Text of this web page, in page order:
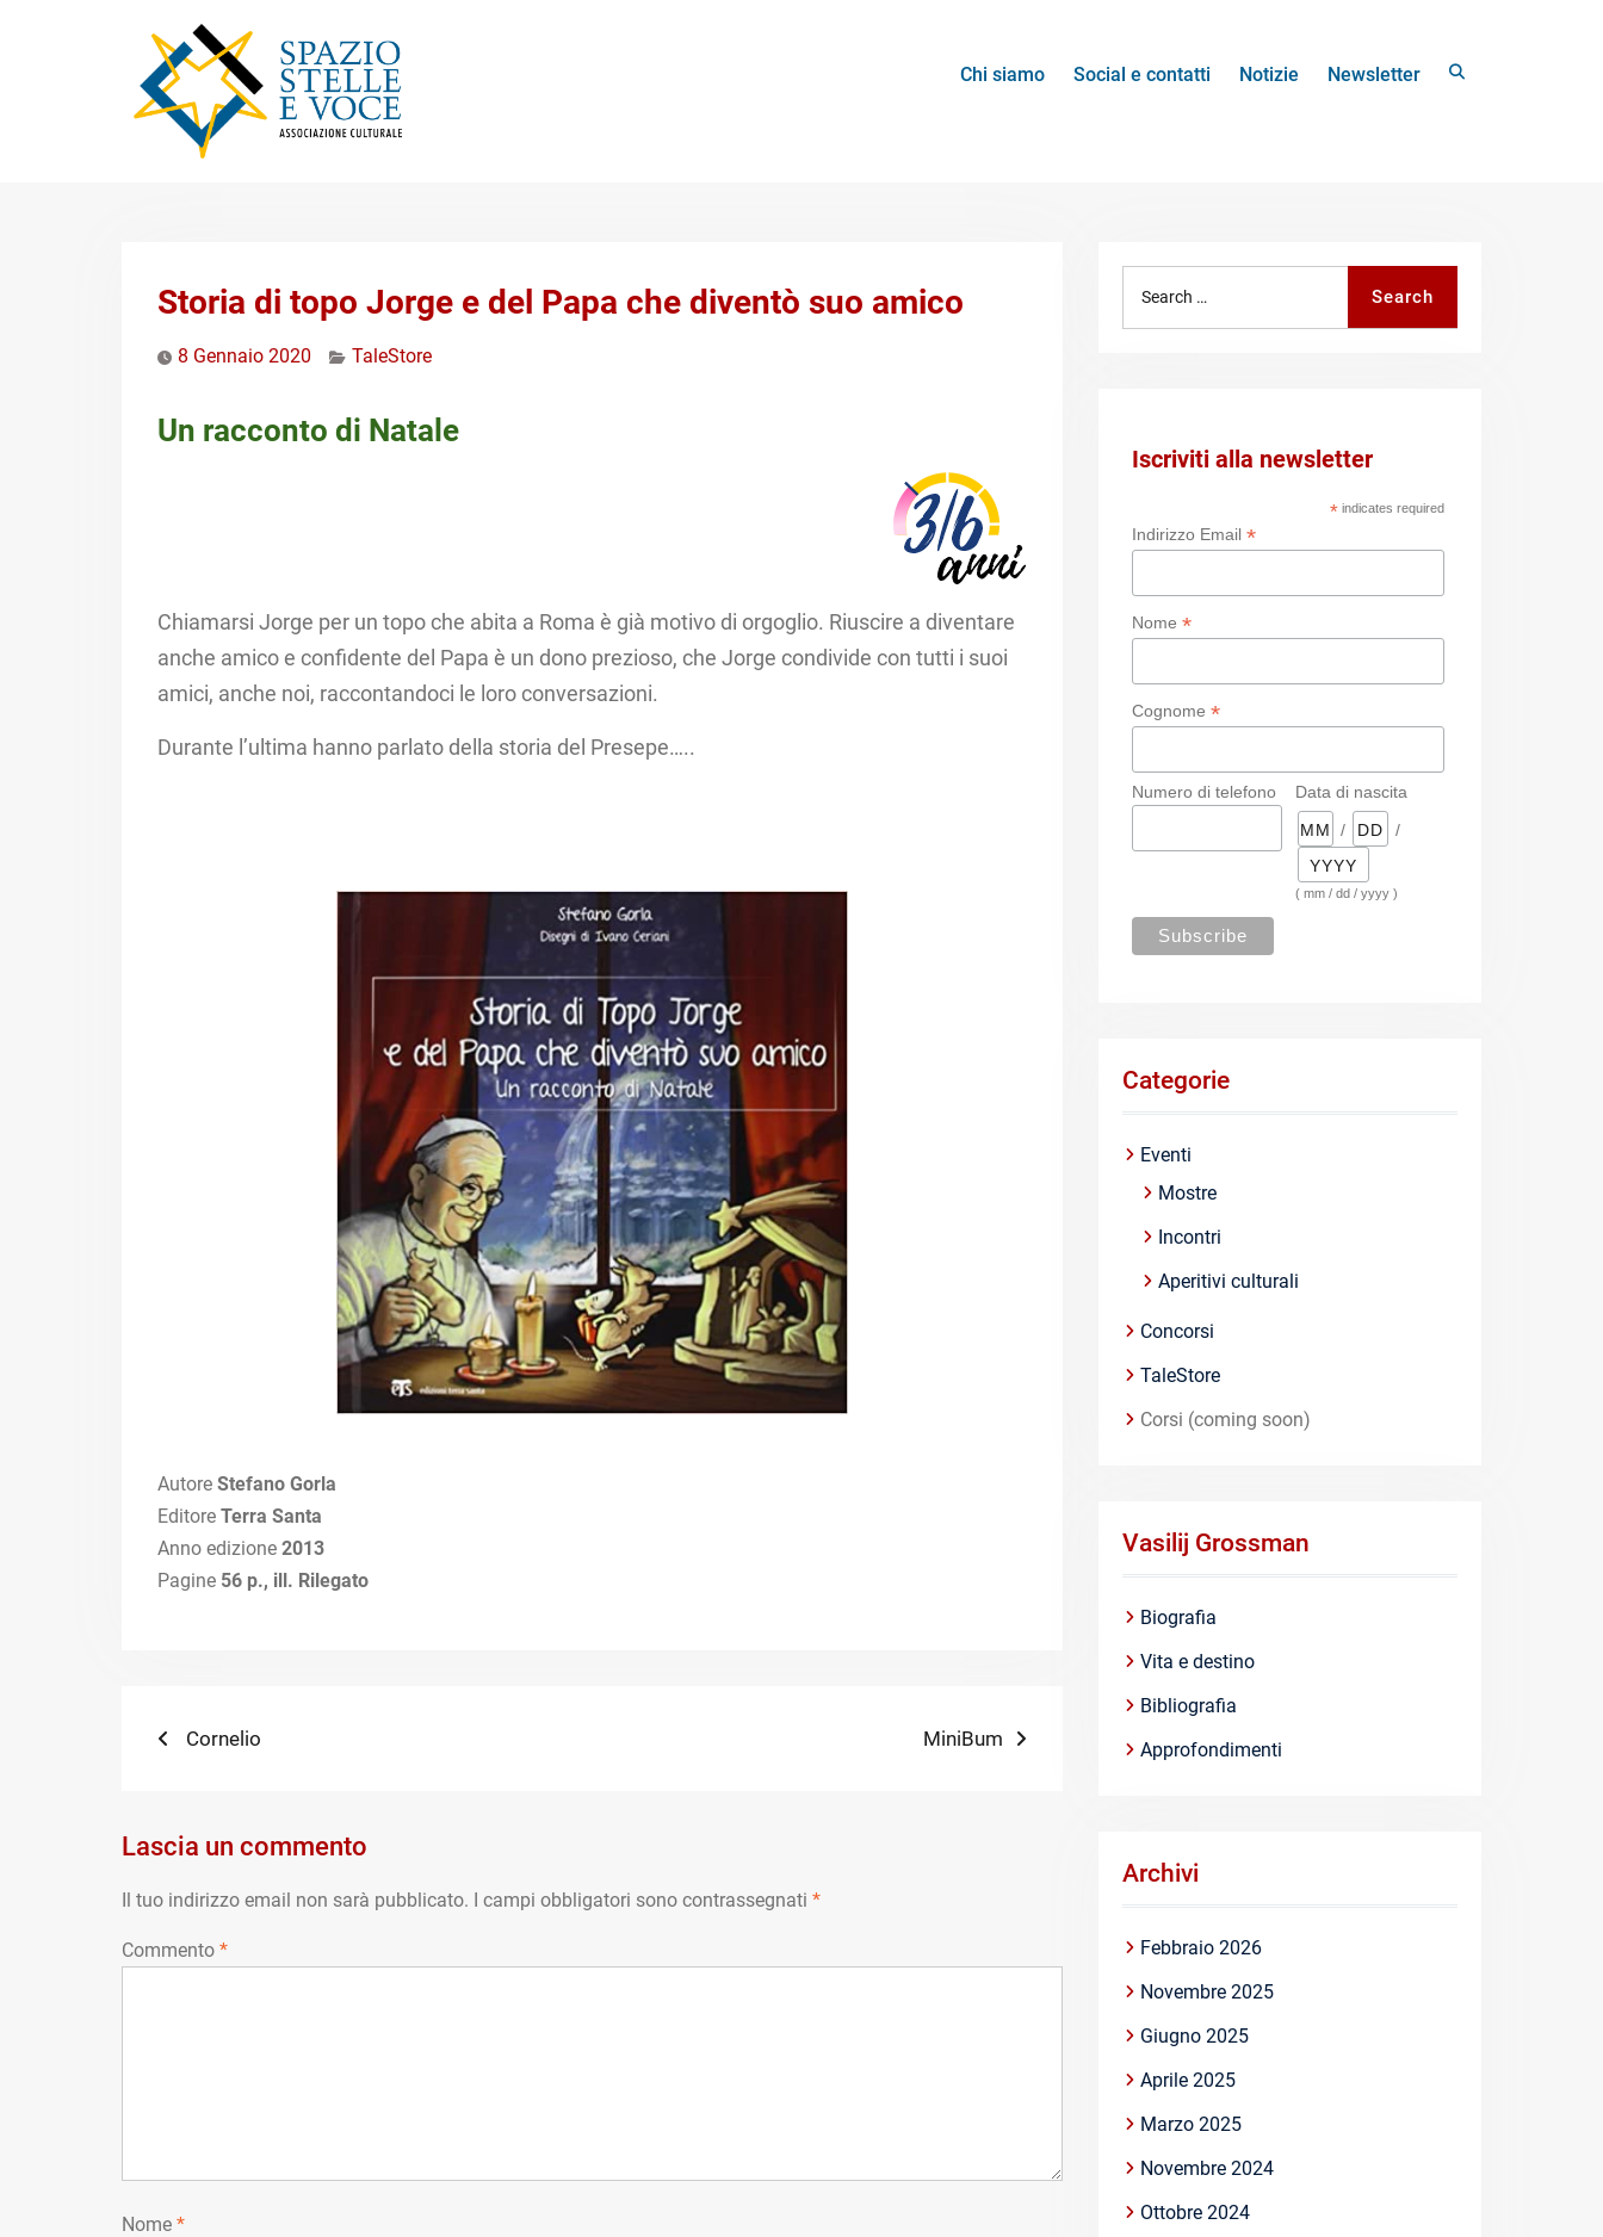
Chi siamo Social e contatti Notizie Newsletter
Storia di topo Jorge e del Papa che diventò suo amico
8 Gennaio 2020 TaleStore
Un racconto di Natale
Chiamarsi Jorge per un topo che abita a Roma è già motivo di orgoglio. Riuscire a diventare
anche amico e confidente del Papa è un dono prezioso, che Jorge condivide con tutti i suoi
amici, anche noi, raccontandoci le loro conversazioni. ​
Durante l’ultima hanno parlato della storia del Presepe…..​
Autore Stefano Gorla
Editore Terra Santa
Anno edizione 2013
Pagine 56 p., ill. Rilegato
Navigazione
Previous
Cornelio
Next
MiniBum
Lascia un commento
Il tuo indirizzo email non sarà pubblicato. I campi obbligatori sono contrassegnati *
Commento *
Nome *
Search
Iscriviti alla newsletter
* indicates required
Indirizzo Email*
Nome*
Cognome*
Numero di telefono
Data di nascita
/
/
( mm / dd / yyyy )
Categorie
Eventi
Mostre
Incontri
Aperitivi culturali
Concorsi
TaleStore
Corsi (coming soon)
Vasilij Grossman
Biografia
Vita e destino
Bibliografia
Approfondimenti
Archivi
Febbraio 2026
Novembre 2025
Giugno 2025
Aprile 2025
Marzo 2025
Novembre 2024
Ottobre 2024